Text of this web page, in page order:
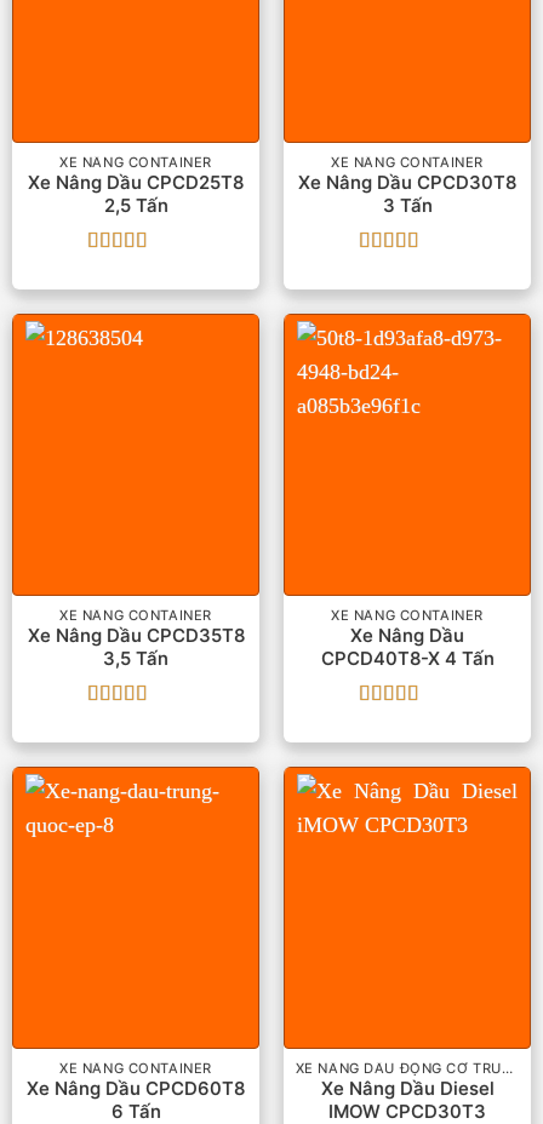
XE NÂNG CONTAINER
Xe Nâng Dầu CPCD25T8
2,5 Tấn
hạng55 sao
XE NÂNG CONTAINER
Xe Nâng Dầu CPCD30T8
3 Tấn
hạng55 sao
XE NÂNG CONTAINER
Xe Nâng Dầu CPCD35T8
3,5 Tấn
hạng55 sao
XE NÂNG CONTAINER
Xe Nâng Dầu
CPCD40T8-X 4 Tấn
hạng55 sao
XE NÂNG CONTAINER
Xe Nâng Dầu CPCD60T8
6 Tấn
XE NÂNG DẦU ĐỘNG CƠ TRUNG QUỐC
Xe Nâng Dầu Diesel
IMOW CPCD30T3